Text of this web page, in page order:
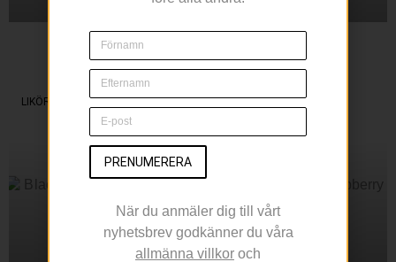
Sippa på en Margarita
Under Cinco de Mayo
LIKÖR
PRENUMERERA
När du anmäler dig till vårt
nyhetsbrev godkänner du våra
allmänna villkor och